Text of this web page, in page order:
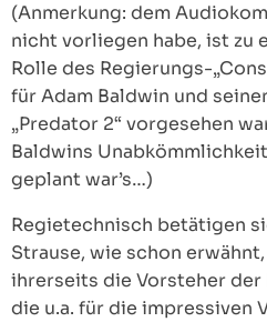
(Anmerkung: dem
nicht vorliegen habe, ist zu
Rolle des Regierungs-
für Adam Baldwin und
„Predator 2“ vorgesehen
Baldwins
geplant war’s…)
Regietechnisch betätigen
Strause, wie schon
ihrerseits die Vorsteher der
die u.a. für die impressiven